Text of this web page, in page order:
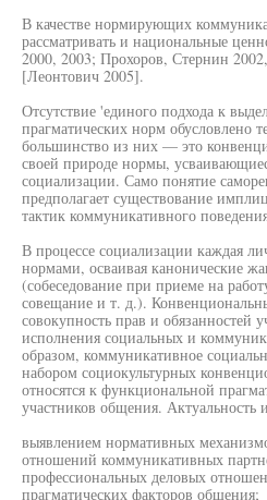
В качестве нормирующих
рассматривать и национальные
2000, 2003; Прохоров, Стернин
[Леонтович 2005].
Отсутствие 'единого подхода к
прагматических норм обусловлено
большинство из них — это
своей природе нормы,
социализации. Само понятие
предполагает существование
тактик коммуникативного
В процессе социализации каждая
нормами, осваивая канонические
(собеседование при приеме на
совещание и т. д.).
совокупность прав и обязанностей
исполнения социальных и
образом, коммуникативное
набором социокультурных
относятся к функциональной
участников общения. Актуальность
выявлением нормативных
отношений коммуникативных
профессиональных деловых
прагматических факторов общения;